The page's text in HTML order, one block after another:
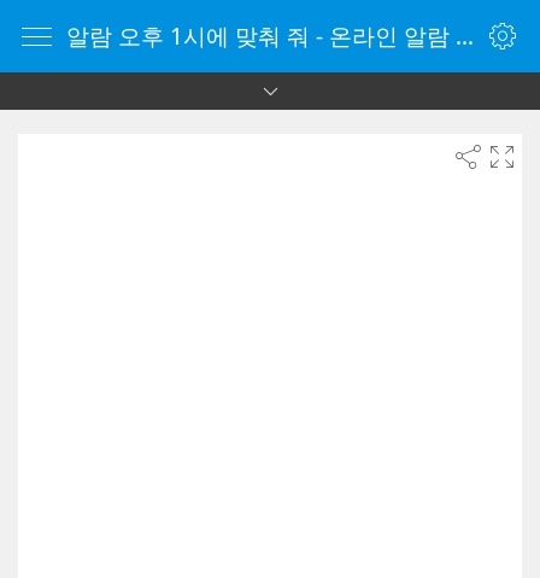
알람 오후 1시에 맞춰 줘 - 온라인 알람 시계 - 자명종 온라인 - 온라인 자명종